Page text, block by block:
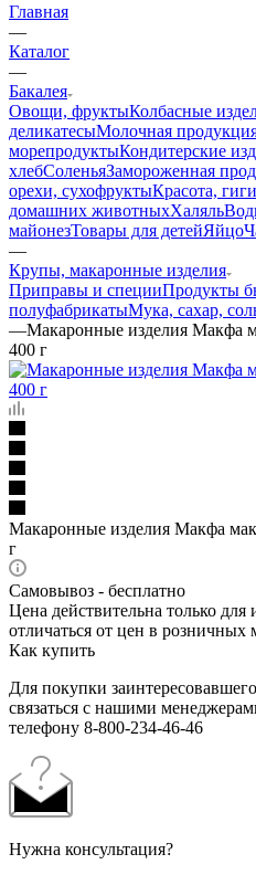
Главная
—
Каталог
—
Бакалея
Овощи, фруктыКолбасные
деликатесыМолочная
морепродуктыКондитерские
хлебСоленьяЗамороженная
орехи, сухофруктыКрасота,
домашних животныхХаляль
майонезТовары для детейЯйцо
—
Крупы, макаронные изделия
Приправы и специиПродукты
полуфабрикатыМука, сахар,
—Макаронные изделия Макфа
400 г
Макаронные изделия Макфа
г
Самовывоз - бесплатно
Цена действительна только
отличаться от цен в розничных
Как купить
Для покупки
связаться с нашими
телефону 8-800-234-46-46
Нужна консультация?